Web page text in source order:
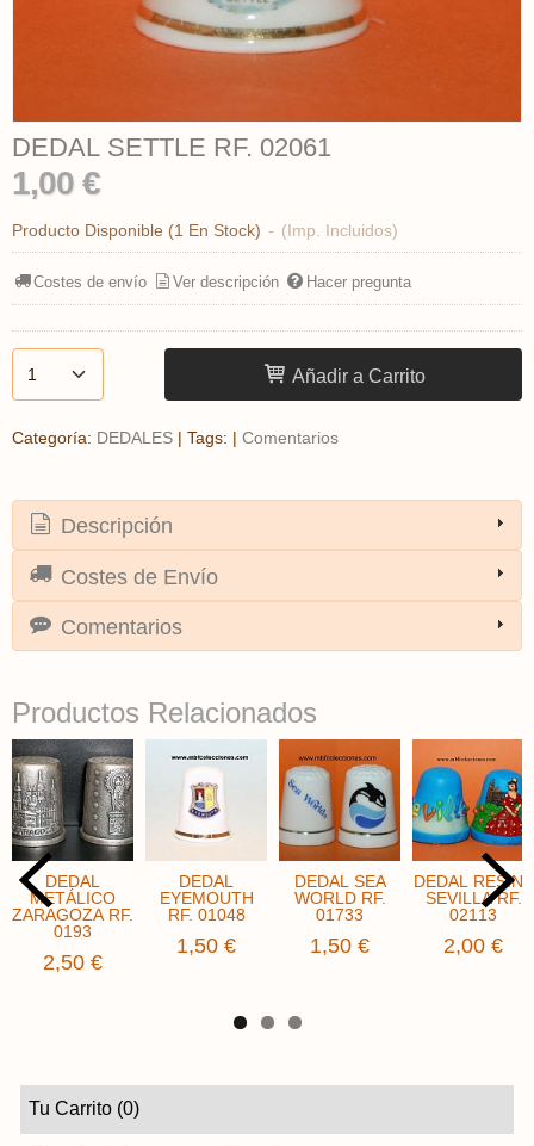
Tu Carrito (0)
DEDAL SETTLE RF. 02061
1,00 €
Producto Disponible (1 En Stock) - (Imp. Incluidos)
Costes de envío Ver descripción Hacer pregunta
Añadir a Carrito
Categoría: DEDALES | Tags: | Comentarios
Descripción
Costes de Envío
Comentarios
Productos Relacionados
DEDAL
METÁLICO
ZARAGOZA RF.
0193
2,50 €
DEDAL
EYEMOUTH
RF. 01048
1,50 €
DEDAL SEA
WORLD RF.
01733
1,50 €
DEDAL RESINA
SEVILLA RF.
02113
2,00 €